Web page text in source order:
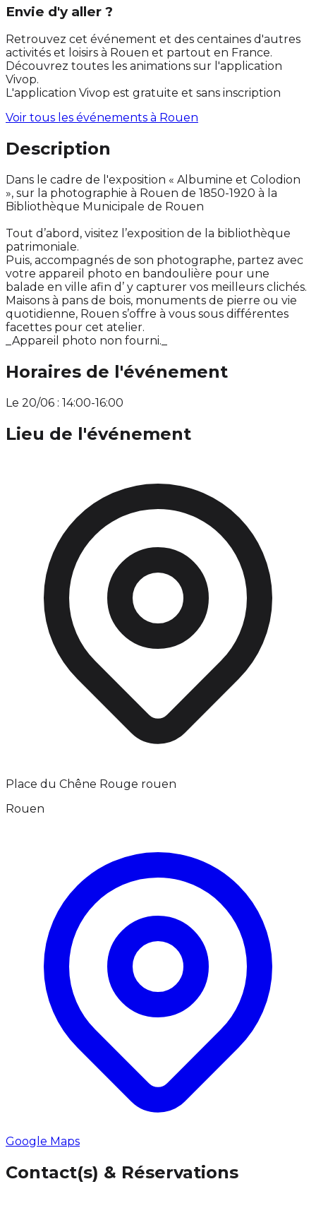
Envie d'y aller ?
Retrouvez cet événement et des centaines d'autres
activités et loisirs à Rouen et partout en France.
Découvrez toutes les animations sur l'application
Vivop.
L'application Vivop est gratuite et sans inscription
Voir tous les événements à Rouen
Description
Dans le cadre de l'exposition « Albumine et Colodion
», sur la photographie à Rouen de 1850-1920 à la
Bibliothèque Municipale de Rouen
Tout d’abord, visitez l’exposition de la bibliothèque
patrimoniale.
Puis, accompagnés de son photographe, partez avec
votre appareil photo en bandoulière pour une
balade en ville afin d’ y capturer vos meilleurs clichés.
Maisons à pans de bois, monuments de pierre ou vie
quotidienne, Rouen s’offre à vous sous différentes
facettes pour cet atelier.
_Appareil photo non fourni._
Horaires de l'événement
Le 20/06 : 14:00-16:00
Lieu de l'événement
Place du Chêne Rouge rouen
Rouen
Google Maps
Contact(s) & Réservations